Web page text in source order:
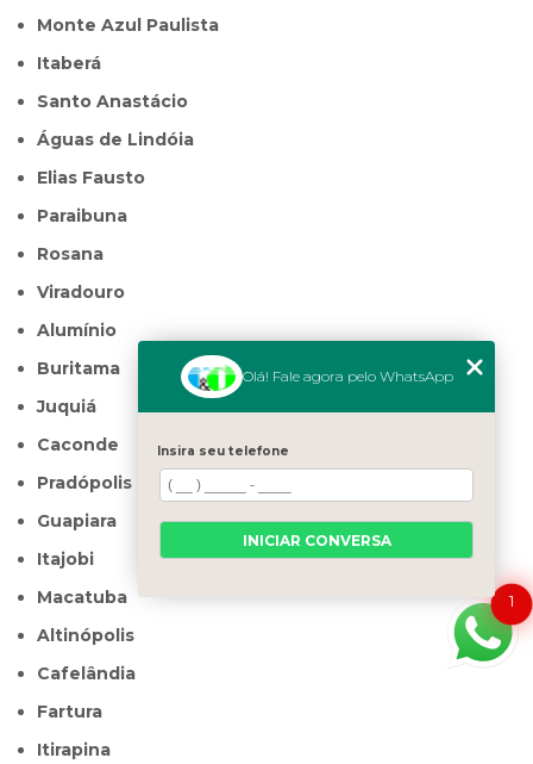
Monte Azul Paulista
Itaberá
Santo Anastácio
Águas de Lindóia
Elias Fausto
Paraibuna
Rosana
Viradouro
Alumínio
Buritama
Juquiá
Caconde
Pradópolis
Guapiara
Itajobi
Macatuba
Altinópolis
Cafelândia
Fartura
Itirapina
1
Olá! Fale agora pelo WhatsApp
Insira seu telefone
INICIAR CONVERSA